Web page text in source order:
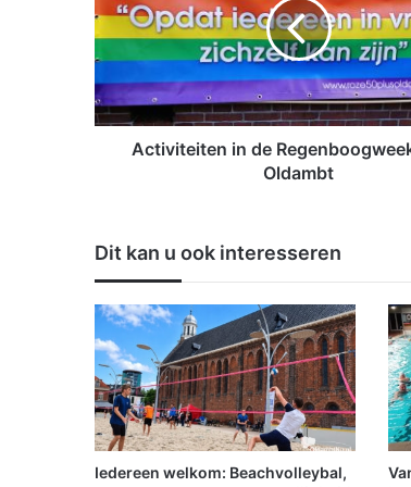
i
v
i
e
i
d
e
R
g
e
n
b
o
o
Activiteiten in de
Oldambt
Dit kan u ook interesseren
Iedereen welkom: Beachvolleybal,